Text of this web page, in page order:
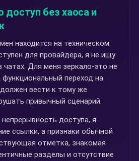
доступ без хаоса и
находится на техническом
для провайдера, я не ищу
чатах. Для меня зеркало-это не
переход на
вести к тому же
привычный сценарий.
доступа, я
ссылки, а признаки обычной
отметка, знакомая
разделы и отсутствие